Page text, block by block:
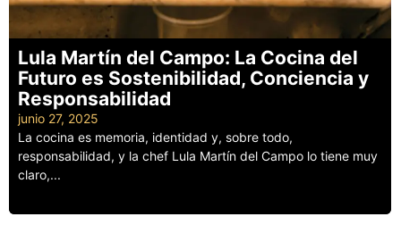
Lula Martín del Campo: La Cocina del
Futuro es Sostenibilidad, Conciencia y
Responsabilidad
junio 27, 2025
La cocina es memoria, identidad y, sobre todo,
responsabilidad, y la chef Lula Martín del Campo lo tiene muy
claro,...